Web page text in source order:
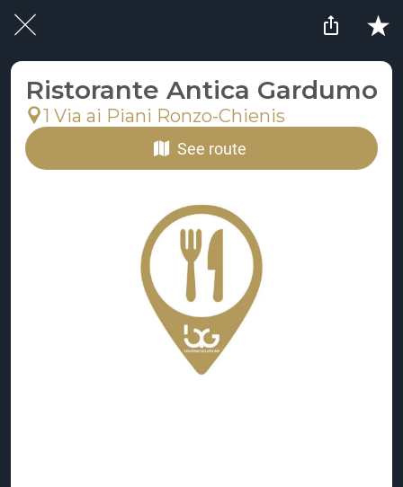
Ristorante Antica Gardumo
1 Via ai Piani Ronzo-Chienis
See route